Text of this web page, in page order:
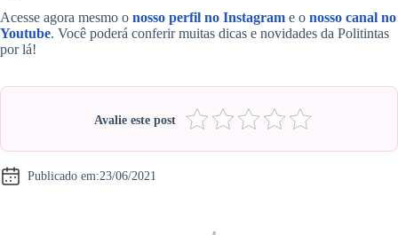
Acesse agora mesmo o nosso perfil no Instagram e o nosso canal no
Youtube. Você poderá conferir muitas dicas e novidades da Politintas
por lá!
Avalie este post
Publicado em:23/06/2021